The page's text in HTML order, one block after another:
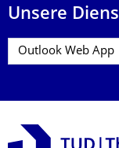
Unsere